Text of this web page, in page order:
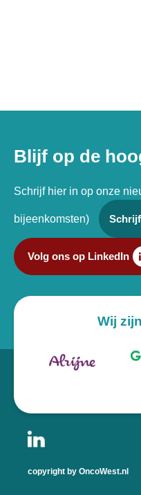
Blijf op de
Schrijf hier in op onze
bijeenkomsten)
Volg ons op LinkedIn
Wij
copyright by OncoWest.nl